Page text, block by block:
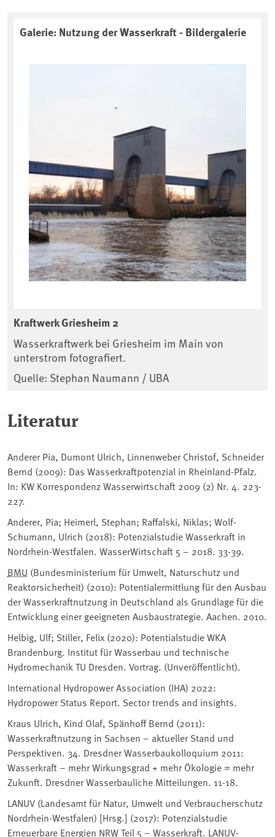
Galerie: Nutzung der Wasserkraft - Bildergalerie
Kraftwerk Griesheim 2
Wasserkraftwerk bei Griesheim im Main von
unterstrom fotografiert.
Quelle: Stephan Naumann / UBA
Literatur
Anderer Pia, Dumont Ulrich, Linnenweber Christof, Schneider
Bernd (2009): Das Wasserkraftpotenzial in Rheinland-Pfalz.
In: KW Korrespondenz Wasserwirtschaft 2009 (2) Nr. 4. 223-
227.
Anderer, Pia; Heimerl, Stephan; Raffalski, Niklas; Wolf-
Schumann, Ulrich (2018): Potenzialstudie Wasserkraft in
Nordrhein-Westfalen. WasserWirtschaft 5 – 2018. 33-39.
BMU (Bundesministerium für Umwelt, Naturschutz und
Reaktorsicherheit) (2010): Potentialermittlung für den Ausbau
der Wasserkraftnutzung in Deutschland als Grundlage für die
Entwicklung einer geeigneten Ausbaustrategie. Aachen. 2010.
Helbig, Ulf; Stiller, Felix (2020): Potentialstudie WKA
Brandenburg. Institut für Wasserbau und technische
Hydromechanik TU Dresden. Vortrag. (Unveröffentlicht).
International Hydropower Association (IHA) 2022:
Hydropower Status Report. Sector trends and insights.
Kraus Ulrich, Kind Olaf, Spänhoff Bernd (2011):
Wasserkraftnutzung in Sachsen – aktueller Stand und
Perspektiven. 34. Dresdner Wasserbaukolloquium 2011:
Wasserkraft – mehr Wirkungsgrad + mehr Ökologie = mehr
Zukunft. Dresdner Wasserbauliche Mitteilungen. 11-18.
LANUV (Landesamt für Natur, Umwelt und Verbraucherschutz
Nordrhein-Westfalen) [Hrsg.] (2017): Potenzialstudie
Erneuerbare Energien NRW Teil 5 – Wasserkraft. LANUV-